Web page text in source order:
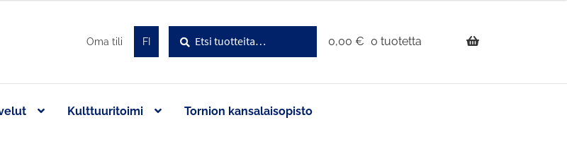
Oma tili FI 0,00 € 0 tuotetta
Kulttuuritoimi Tornion kansalaisopisto